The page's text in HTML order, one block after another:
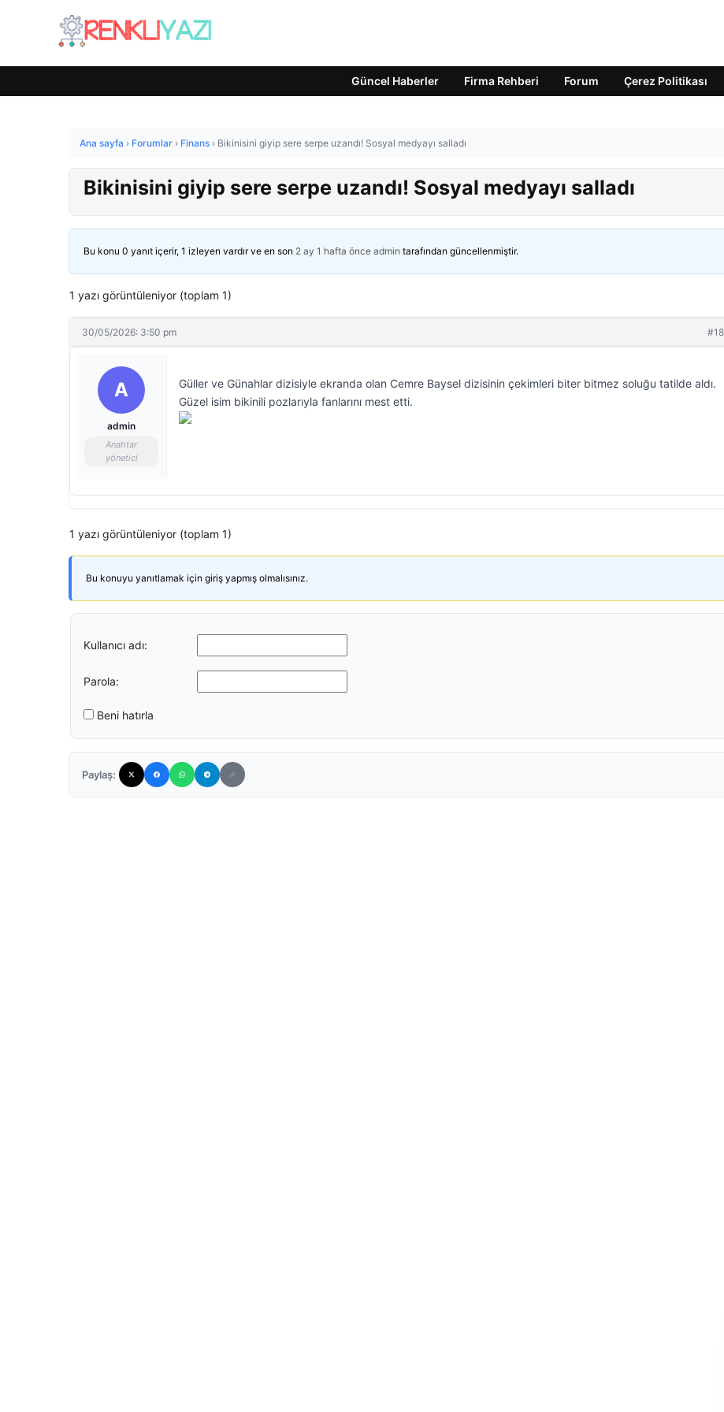
Güncel Haberler Firma Rehberi Forum Çerez Politikası
Ana sayfa › Forumlar › Finans › Bikinisini giyip sere serpe uzandı! Sosyal medyayı salladı
Bikinisini giyip sere serpe uzandı! Sosyal medyayı salladı
Bu konu 0 yanıt içerir, 1 izleyen vardır ve en son 2 ay 1 hafta önce admin tarafından güncellenmiştir.
1 yazı görüntüleniyor (toplam 1)
30/05/2026: 3:50 pm
A
admin
Anahtar
yönetici
Güller ve Günahlar dizisiyle ekranda olan Cemre Baysel dizisinin çekimleri biter bitmez soluğu tatilde aldı.
Güzel isim bikinili pozlarıyla fanlarını mest etti.
1 yazı görüntüleniyor (toplam 1)
Bu konuyu yanıtlamak için giriş yapmış olmalısınız.
Kullanıcı adı:
Parola:
Beni hatırla
Paylaş: